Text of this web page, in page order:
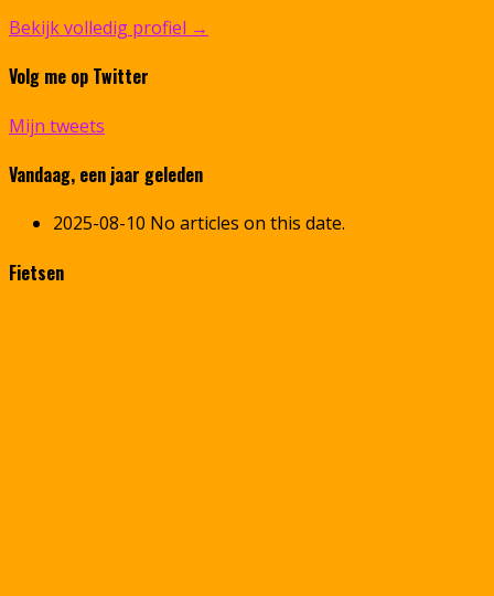
Bekijk volledig profiel →
Volg me op Twitter
Mijn tweets
Vandaag, een jaar geleden
2025-08-10 No articles on this date.
Fietsen